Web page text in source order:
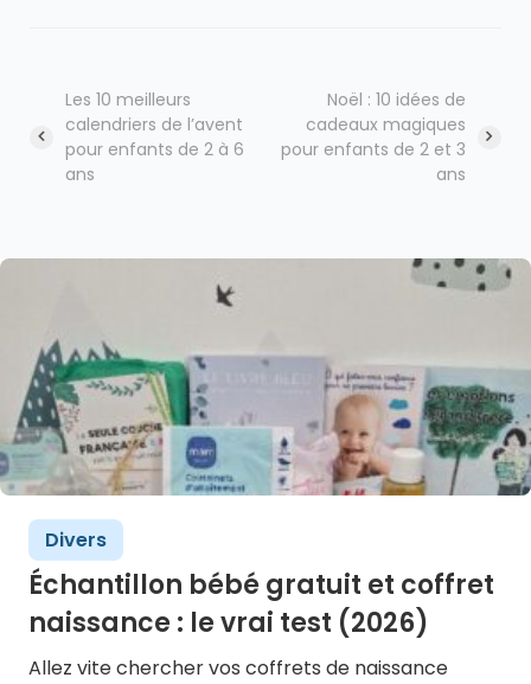
Navigation
Les 10 meilleurs
calendriers de l’avent
pour enfants de 2 à 6
ans
Noël : 10 idées de
cadeaux magiques
pour enfants de 2 et 3
ans
Divers
Échantillon bébé gratuit et coffret
naissance : le vrai test (2026)
Allez vite chercher vos coffrets de naissance